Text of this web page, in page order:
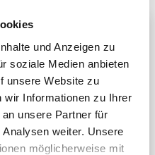
und Anzeigen zu
soziale Medien anbieten
unsere Website zu
wir Informationen zu Ihrer
unsere Partner für
weiter. Unsere
möglicherweise mit